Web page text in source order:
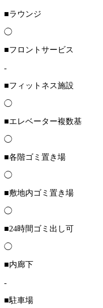
■ラウンジ
◯
■フロントサービス
-
■フィットネス施設
◯
■エレベーター複数基
◯
■各階ゴミ置き場
◯
■敷地内ゴミ置き場
◯
■24時間ゴミ出し可
◯
■内廊下
-
■駐車場